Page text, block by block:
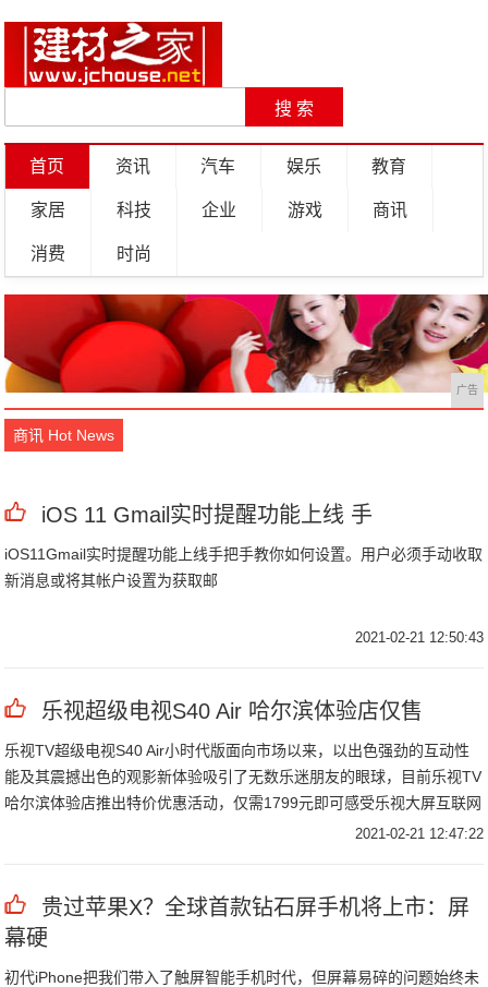
首页 资讯 汽车 娱乐 教育
家居 科技 企业 游戏 商讯
消费 时尚
广告
商讯 Hot News
iOS 11 Gmail实时提醒功能上线 手
iOS11Gmail实时提醒功能上线手把手教你如何设置。用户必须手动收取
新消息或将其帐户设置为获取邮
2021-02-21 12:50:43
乐视超级电视S40 Air 哈尔滨体验店仅售
乐视TV超级电视S40 Air小时代版面向市场以来，以出色强劲的互动性
能及其震撼出色的观影新体验吸引了无数乐迷朋友的眼球，目前乐视TV
哈尔滨体验店推出特价优惠活动，仅需1799元即可感受乐视大屏互联网
生态系统带来的极致体验，乐迷朋友可到哈尔滨市长江路与四环交汇处
2021-02-21 12:47:22
贵过苹果X？全球首款钻石屏手机将上市：屏
幕硬
初代iPhone把我们带入了触屏智能手机时代，但屏幕易碎的问题始终未